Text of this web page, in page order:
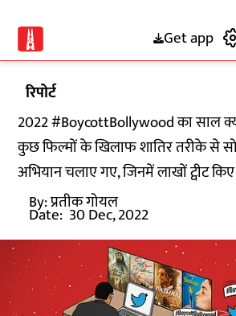
Get app
रिपोर्ट
2022 #BoycottBollywood का साल
कुछ फिल्मों के खिलाफ शातिर तरीके से
अभियान चलाए गए, जिनमें लाखों ट्वीट
By:प्रतीक गोयल
Date: 30 Dec, 2022